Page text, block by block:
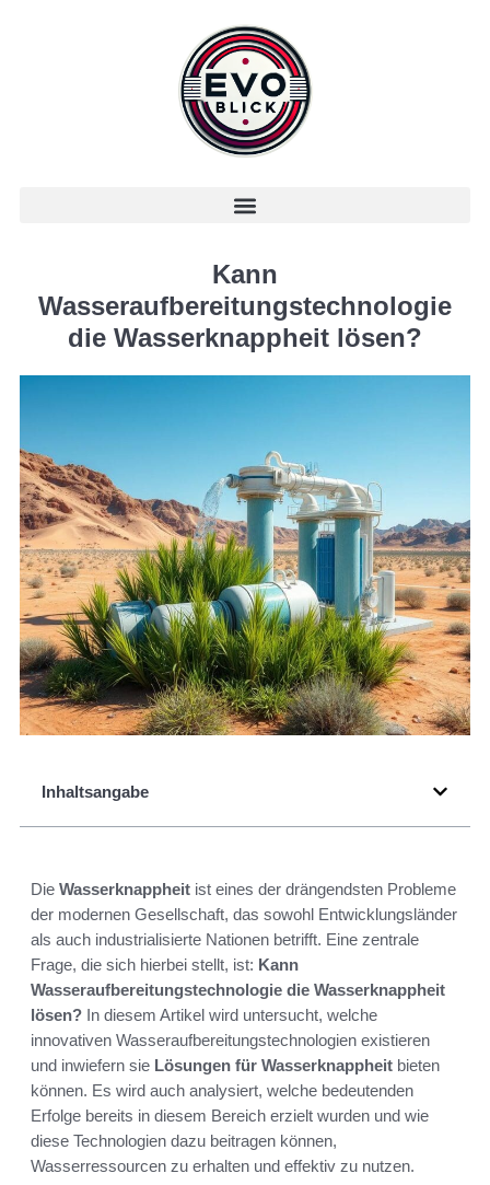
Kann
Wasseraufbereitungstechnologie
die Wasserknappheit lösen?
Inhaltsangabe
Die Wasserknappheit ist eines der drängendsten Probleme
der modernen Gesellschaft, das sowohl Entwicklungsländer
als auch industrialisierte Nationen betrifft. Eine zentrale
Frage, die sich hierbei stellt, ist: Kann
Wasseraufbereitungstechnologie die Wasserknappheit
lösen? In diesem Artikel wird untersucht, welche
innovativen Wasseraufbereitungstechnologien existieren
und inwiefern sie Lösungen für Wasserknappheit bieten
können. Es wird auch analysiert, welche bedeutenden
Erfolge bereits in diesem Bereich erzielt wurden und wie
diese Technologien dazu beitragen können,
Wasserressourcen zu erhalten und effektiv zu nutzen.